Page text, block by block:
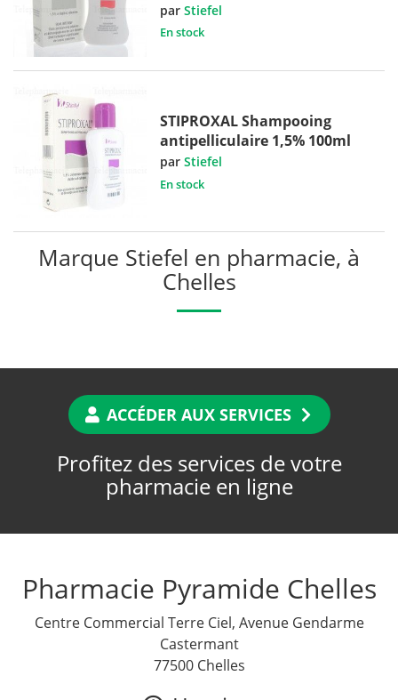
parStiefel
En stock
STIPROXAL Shampooing
antipelliculaire 1,5% 100ml
parStiefel
En stock
Marque Stiefel en pharmacie, à
Chelles
ACCÉDER AUX SERVICES
Profitez des services de votre
pharmacie en ligne
Pharmacie Pyramide Chelles
Centre Commercial Terre Ciel, Avenue Gendarme
Castermant
77500 Chelles